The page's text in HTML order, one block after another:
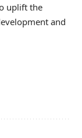
uplift the
and